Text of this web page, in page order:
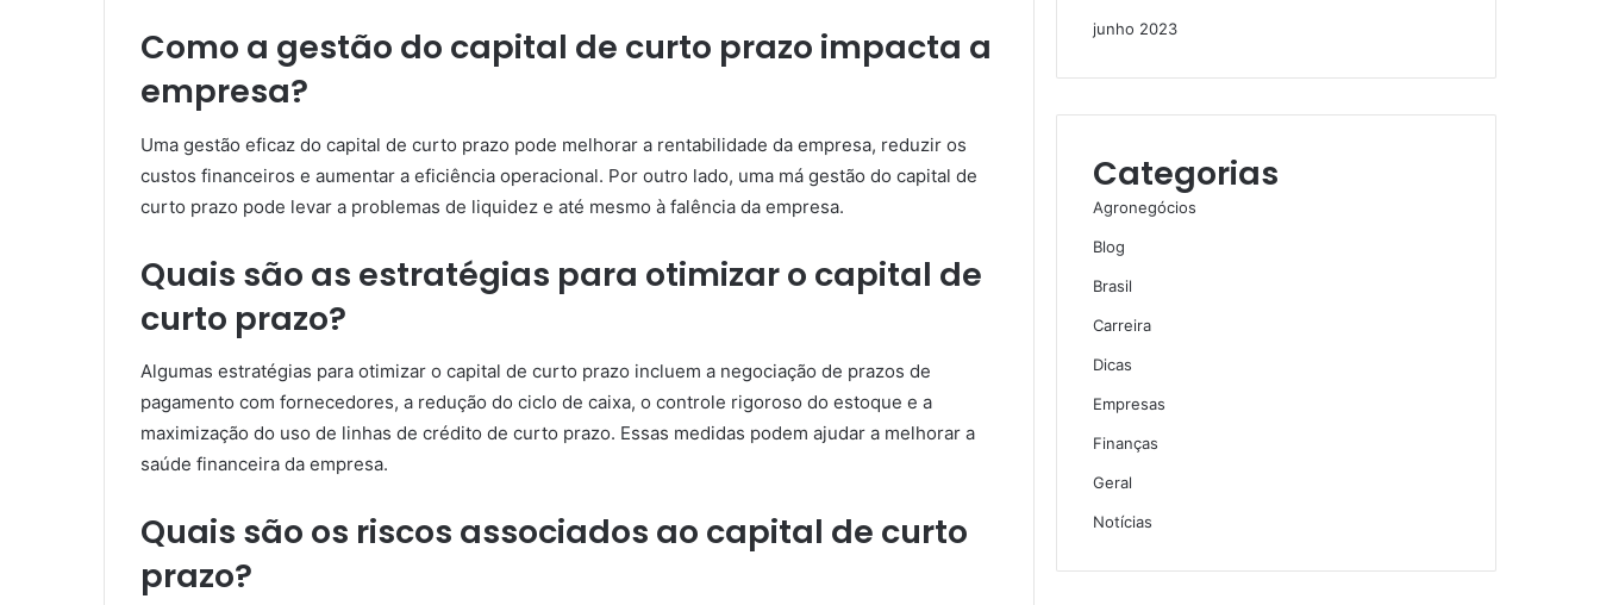
Como a gestão do capital de curto prazo impacta a
empresa?
Uma gestão eficaz do capital de curto prazo pode melhorar a rentabilidade da empresa, reduzir os
custos financeiros e aumentar a eficiência operacional. Por outro lado, uma má gestão do capital de
curto prazo pode levar a problemas de liquidez e até mesmo à falência da empresa.
Quais são as estratégias para otimizar o capital de
curto prazo?
Algumas estratégias para otimizar o capital de curto prazo incluem a negociação de prazos de
pagamento com fornecedores, a redução do ciclo de caixa, o controle rigoroso do estoque e a
maximização do uso de linhas de crédito de curto prazo. Essas medidas podem ajudar a melhorar a
saúde financeira da empresa.
Quais são os riscos associados ao capital de curto
prazo?
junho 2023
Categorias
Agronegócios
Blog
Brasil
Carreira
Dicas
Empresas
Finanças
Geral
Notícias